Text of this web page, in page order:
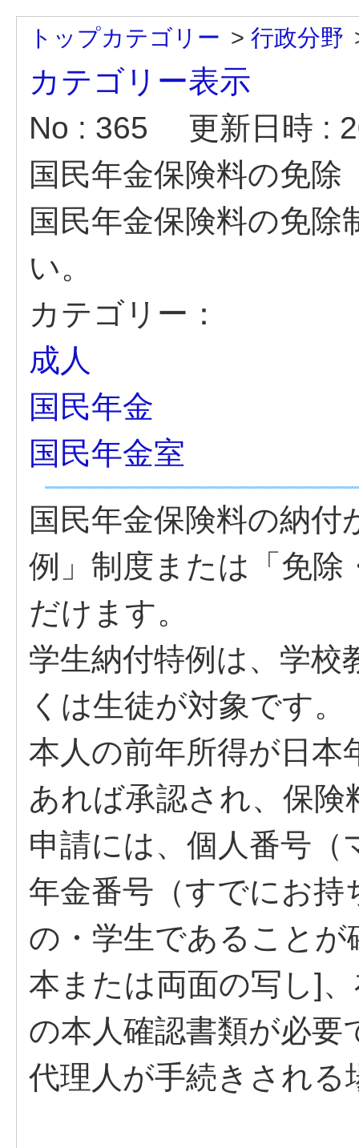
トップカテゴリー > 行政分野
カテゴリー表示
No : 365
更新日時 :
国民年金保険料の免除
国民年金保険料の免
い。
カテゴリー：
成人
国民年金
国民年金室
国民年金保険料の納
例」制度または「免除
だけます。
学生納付特例は、学校
くは生徒が対象です。
本人の前年所得が日本
あれば承認され、保
申請には、個人番号
年金番号（すでにお
の・学生であること
本または両面の写し]
の本人確認書類が必要
代理人が手続きされる